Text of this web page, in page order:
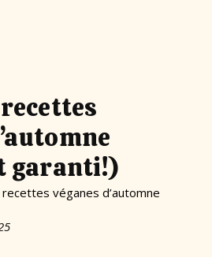
garanti!)
véganes d’automne